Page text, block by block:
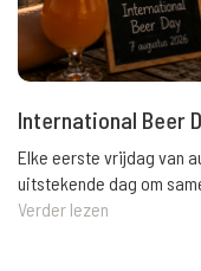
International Beer
Elke eerste vrijdag van
uitstekende dag om
Verder lezen